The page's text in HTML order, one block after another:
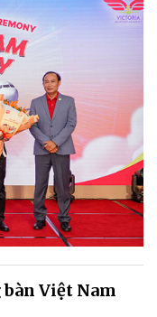
bàn Việt Nam